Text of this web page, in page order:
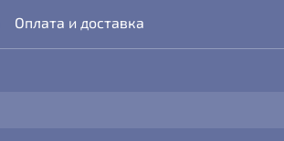
Оплата и доставка